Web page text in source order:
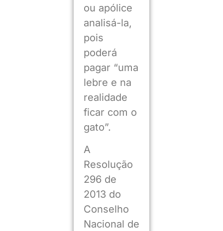
ou apólice
analisá-la,
pois
poderá
pagar “uma
lebre e na
realidade
ficar com o
gato”.
A
Resolução
296 de
2013 do
Conselho
Nacional de